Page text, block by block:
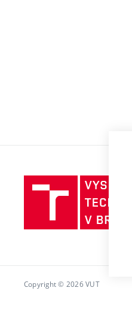
Copyright © 2026 VUT